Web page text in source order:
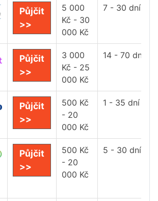
Půjčit
>>
5 000
Kč - 30
000 Kč
7 - 30 dní
Půjčit
>>
3 000
Kč - 25
000 Kč
14 - 70 dní
Půjčit
>>
500 Kč
- 20
000 Kč
1 - 35 dní
Půjčit
>>
500 Kč
- 20
000 Kč
5 - 30 dní